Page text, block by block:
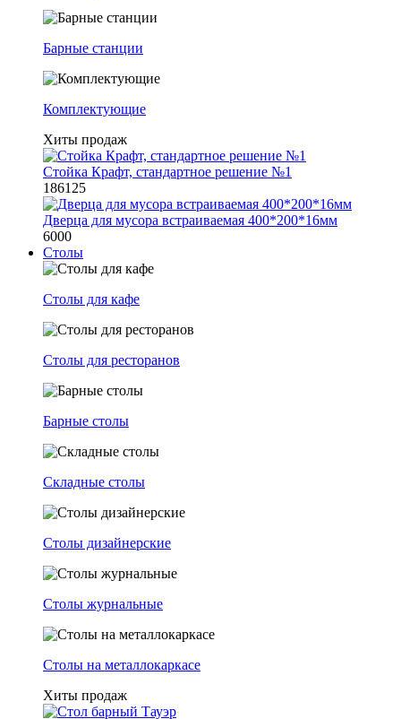
Барные станции
Комплектующие
Хиты продаж
Стойка Крафт, стандартное решение №1
186125
Дверца для мусора встраиваемая 400*200*16мм
6000
Столы
Столы для кафе
Столы для ресторанов
Барные столы
Складные столы
Столы дизайнерские
Столы журнальные
Столы на металлокаркасе
Хиты продаж